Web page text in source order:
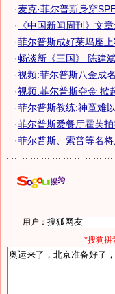
·麦克·菲尔普斯身穿
· 《中国新闻周刊》文
·菲尔普斯成好莱坞座
·畅谈新《三国》 陈建
·视频:菲尔普斯八金成
·视频:菲尔普斯夺金 掀
·菲尔普斯教练:神童难
·菲尔普斯爱餐厅霍芙
·菲尔普斯、索普等名
用户：
*搜狗拼